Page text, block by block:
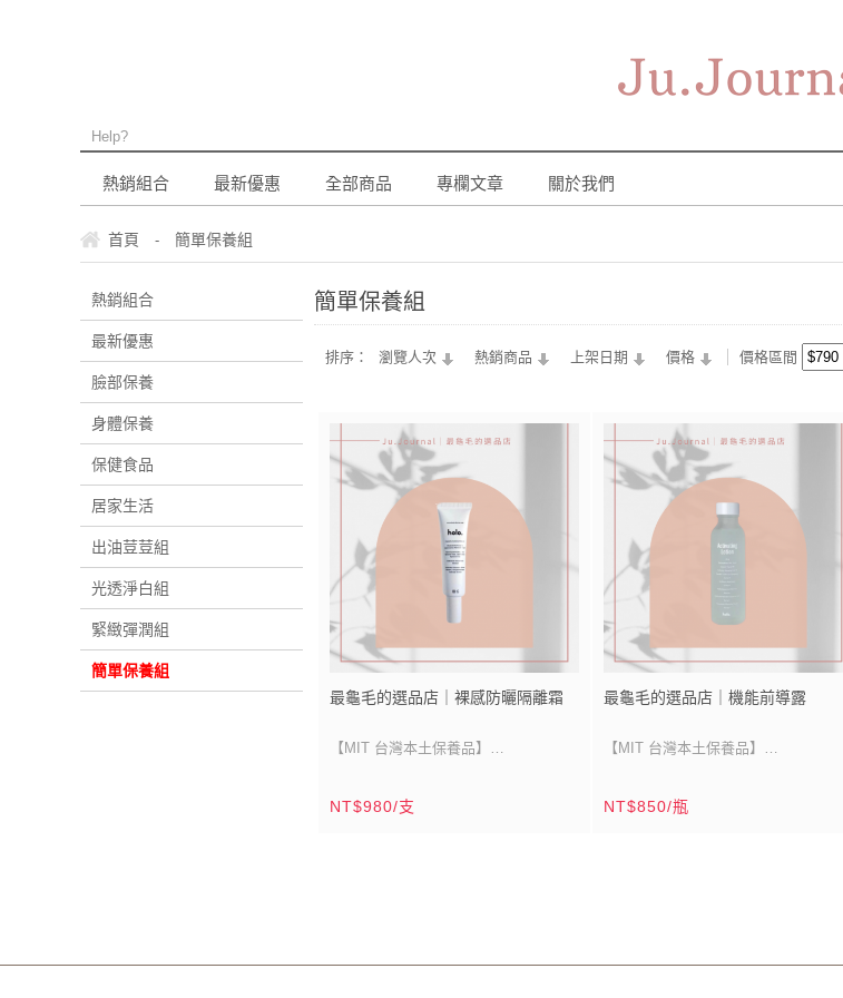
Help?
熱銷組合 最新優惠 全部商品 專欄文章 關於我們
首頁 - 簡單保養組
熱銷組合
最新優惠
臉部保養
身體保養
保健食品
居家生活
出油荳荳組
光透淨白組
緊緻彈潤組
簡單保養組
簡單保養組
排序： 瀏覽人次 熱銷商品 上架日期 價格 價格區間
最龜毛的選品店｜裸感防曬隔離霜
【MIT 台灣本土保養品】
輕薄絲滑質地一抹就亮
NT$980/支
最龜毛的選品店｜機能前導露
【MIT 台灣本土保養品】
敏弱肌、術後保養、孕婦、哺乳皆可使
NT$850/瓶